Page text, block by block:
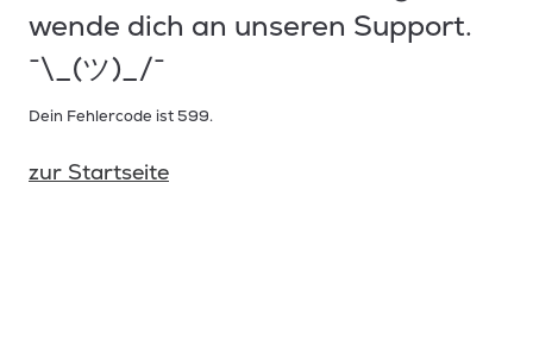
wende dich an unseren Support.
¯\_(ツ)_/¯
Dein Fehlercode ist 599.
zur Startseite